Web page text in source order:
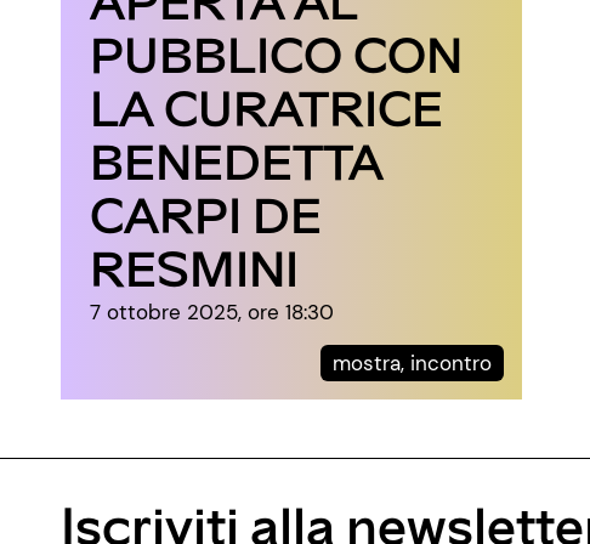
PUBBLICO CON
LA CURATRICE
BENEDETTA
CARPI DE
RESMINI
7 ottobre 2025, ore 18:30
mostra, incontro
Iscriviti alla